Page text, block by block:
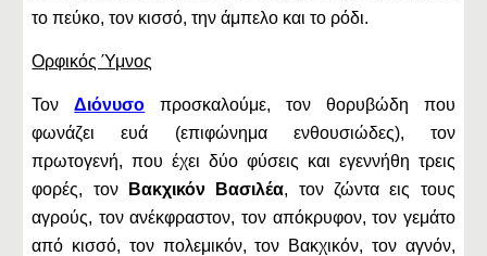
το πεύκο, τον κισσό, την άμπελο και το ρόδι.
Ορφικός Ύμνος
ΤονΔιόνυσο προσκαλούμε, τον θορυβώδη που
φωνάζει ευά (επιφώνημα ενθουσιώδες), τον
πρωτογενή, που έχει δύο φύσεις και εγεννήθη τρεις
φορές, τον
Βακχικόν Βασιλέα, τον ζώντα εις τους
αγρούς, τον ανέκφραστον, τον απόκρυφον, τον γεμάτο
από κισσό, τον πολεμικόν, τον Βακχικόν, τον αγνόν,